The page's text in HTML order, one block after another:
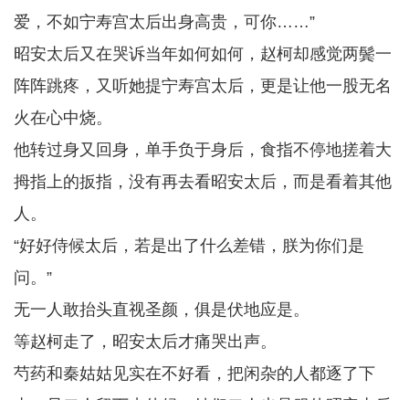
爱，不如宁寿宫太后出身高贵，可你……”
昭安太后又在哭诉当年如何如何，赵柯却感觉两鬓一
阵阵跳疼，又听她提宁寿宫太后，更是让他一股无名
火在心中烧。
他转过身又回身，单手负于身后，食指不停地搓着大
拇指上的扳指，没有再去看昭安太后，而是看着其他
人。
“好好侍候太后，若是出了什么差错，朕为你们是
问。”
无一人敢抬头直视圣颜，俱是伏地应是。
等赵柯走了，昭安太后才痛哭出声。
芍药和秦姑姑见实在不好看，把闲杂的人都逐了下